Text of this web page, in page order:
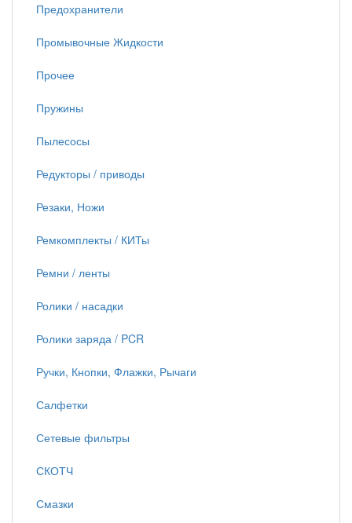
Предохранители
Промывочные Жидкости
Прочее
Пружины
Пылесосы
Редукторы / приводы
Резаки, Ножи
Ремкомплекты / КИТы
Ремни / ленты
Ролики / насадки
Ролики заряда / PCR
Ручки, Кнопки, Флажки, Рычаги
Салфетки
Сетевые фильтры
СКОТЧ
Смазки